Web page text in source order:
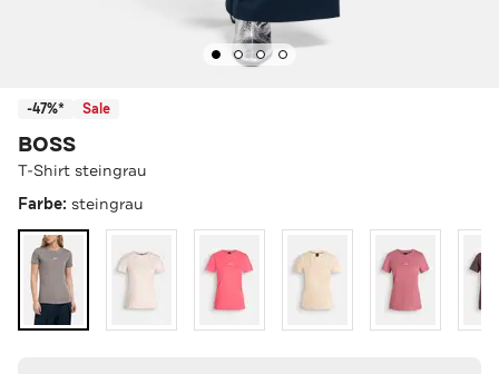
-47%* Sale
BOSS
T-Shirt steingrau
Farbe: steingrau